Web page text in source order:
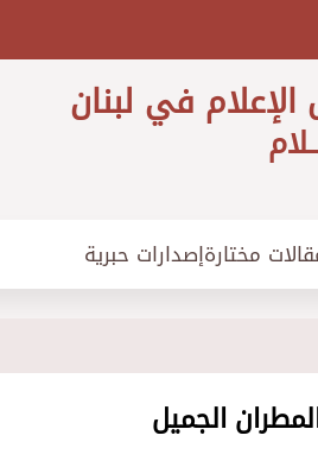
في لبنان
مختارةإصدارات حبرية
الجميل